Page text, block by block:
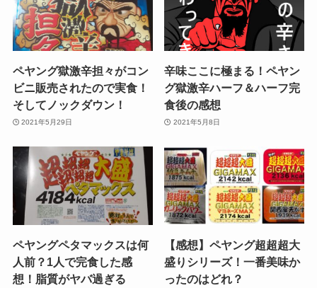
ペヤング獄激辛担々がコン
ビニ販売されたので実食！
そしてノックダウン！
2021年5月29日
辛味ここに極まる！ペヤン
グ獄激辛ハーフ＆ハーフ完
食後の感想
2021年5月8日
ペヤングペタマックスは何
人前？1人で完食した感
想！脂質がヤバ過ぎる
【感想】ペヤング超超超大
盛りシリーズ！一番美味か
ったのはどれ？